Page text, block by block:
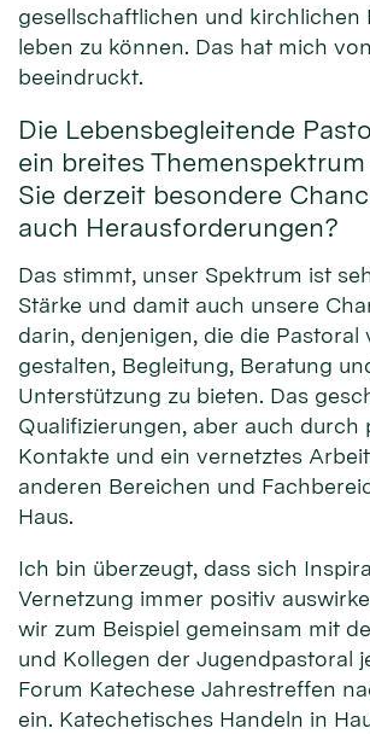
gesellschaftlichen und kirchlichen
leben zu können. Das hat mich
beeindruckt.
Die Lebensbegleitende
ein breites
Sie derzeit besondere
auch Herausforderungen?
Das stimmt, unser Spektrum ist
Stärke und damit auch unsere
darin, denjenigen, die die Pastoral
gestalten, Begleitung, Beratung
Unterstützung zu bieten. Das
Qualifizierungen, aber auch durch
Kontakte und ein vernetztes
anderen Bereichen und
Haus.
Ich bin überzeugt, dass sich
Vernetzung immer positiv
wir zum Beispiel gemeinsam mit
und Kollegen der Jugendpastoral
Forum Katechese Jahrestreffen
ein. Katechetisches Handeln in